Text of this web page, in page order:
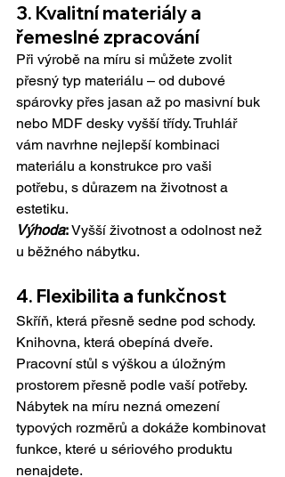
3. Kvalitní materiály a
řemeslné zpracování
Při výrobě na míru si můžete zvolit
přesný typ materiálu – od dubové
spárovky přes jasan až po masivní buk
nebo MDF desky vyšší třídy. Truhlář
vám navrhne nejlepší kombinaci
materiálu a konstrukce pro vaši
potřebu, s důrazem na životnost a
estetiku.
Výhoda: Vyšší životnost a odolnost než
u běžného nábytku.
4. Flexibilita a funkčnost
Skříň, která přesně sedne pod schody.
Knihovna, která obepíná dveře.
Pracovní stůl s výškou a úložným
prostorem přesně podle vaší potřeby.
Nábytek na míru nezná omezení
typových rozměrů a dokáže kombinovat
funkce, které u sériového produktu
nenajdete.